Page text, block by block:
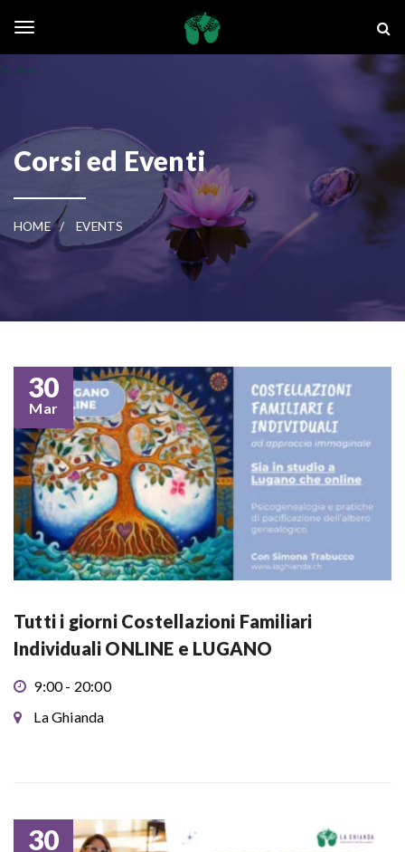
Corsi ed Eventi
HOME EVENTS
30
Mar
Tutti i giorni Costellazioni Familiari
Individuali ONLINE e LUGANO
9:00 - 20:00
La Ghianda
30